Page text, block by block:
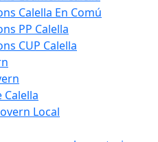
Calella En Comú
PP Calella
CUP Calella
Calella
Local